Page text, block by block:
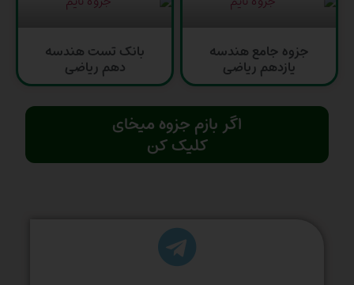
جزوه جامع هندسه
یازدهم ریاضی
بانک تست هندسه
دهم ریاضی
اگر بازم جزوه میخای
کلیک کن